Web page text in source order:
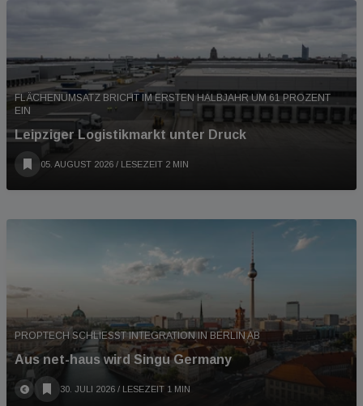
FLÄCHENUMSATZ BRICHT IM ERSTEN HALBJAHR UM 61 PROZENT
EIN
Leipziger Logistikmarkt unter Druck
05. AUGUST 2026 / LESEZEIT 2 MIN
PROPTECH SCHLIESST INTEGRATION IN BERLIN AB
Aus net-haus wird Singu Germany
30. JULI 2026 / LESEZEIT 1 MIN